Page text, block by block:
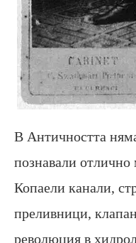
В Античността
познавали
Копаели канали,
преливници,
революция в